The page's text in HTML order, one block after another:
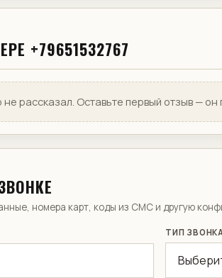
+79651532767
рассказал. Оставьте первый отзыв —
номера карт, коды из СМС и другую
ТИП ЗВОНКА